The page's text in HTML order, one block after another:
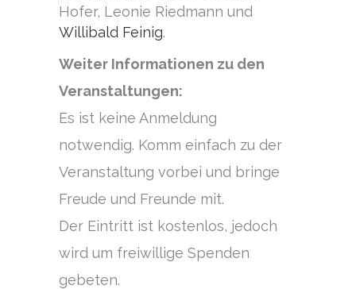
Hofer, Leonie Riedmann und
Willibald Feinig.
Weiter Informationen zu den
Veranstaltungen:
Es ist keine Anmeldung
notwendig. Komm einfach zu der
Veranstaltung vorbei und bringe
Freude und Freunde mit.
Der Eintritt ist kostenlos, jedoch
wird um freiwillige Spenden
gebeten.